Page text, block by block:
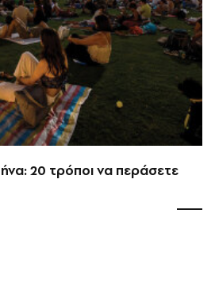
20 τρόποι να περάσετε